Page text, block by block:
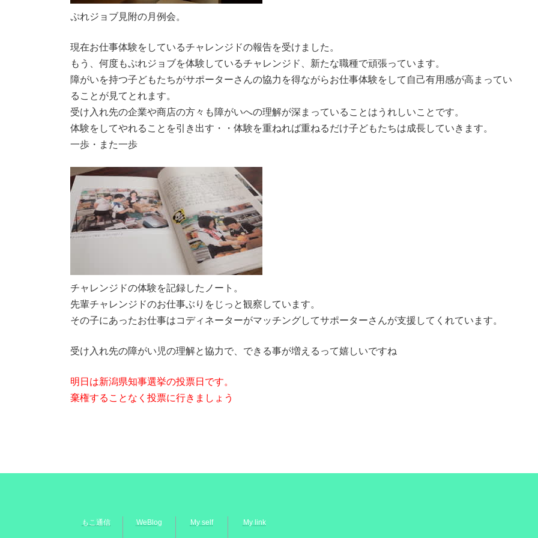
ぷれジョブ見附の月例会。
現在お仕事体験をしているチャレンジドの報告を受けました。
もう、何度もぷれジョブを体験しているチャレンジド、新たな職種で頑張っています。
障がいを持つ子どもたちがサポーターさんの協力を得ながらお仕事体験をして自己有用感が高まってい
ることが見てとれます。
受け入れ先の企業や商店の方々も障がいへの理解が深まっていることはうれしいことです。
体験をしてやれることを引き出す・・体験を重ねれば重ねるだけ子どもたちは成長していきます。
一歩・また一歩
チャレンジドの体験を記録したノート。
先輩チャレンジドのお仕事ぶりをじっと観察しています。
その子にあったお仕事はコディネーターがマッチングしてサポーターさんが支援してくれています。
受け入れ先の障がい児の理解と協力で、できる事が増えるって嬉しいですね
明日は新潟県知事選挙の投票日です。
棄権することなく投票に行きましょう
もこ通信 WeBlog My self My link